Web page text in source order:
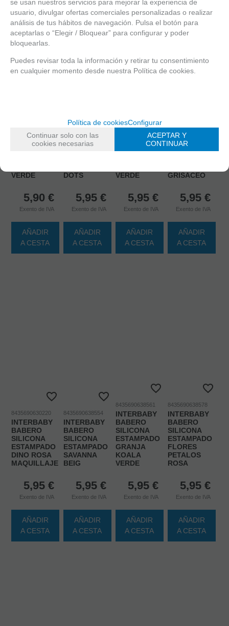
8445344054180
VERDE
5,90 €
Exento de IVA
AÑADIR
A CESTA
5901691876804
CANPOL
BABIES
DOTS
5,95 €
Exento de IVA
AÑADIR
A CESTA
8435690607895
INTERBABY 2
BABEROS
VERDE
5,95 €
Exento de IVA
AÑADIR
A CESTA
BABERO
SILICONA
ESTAMPADO
TRES
GRISACEO
5,95 €
Exento de IVA
AÑADIR
A CESTA
8435690630220
INTERBABY
BABERO
SILICONA
ESTAMPADO
DINO ROSA
MAQUILLAJE
5,95 €
Exento de IVA
AÑADIR
A CESTA
8435690638554
INTERBABY
BABERO
SILICONA
ESTAMPADO
SAVANNA
BEIG
5,95 €
Exento de IVA
AÑADIR
A CESTA
8435690638561
INTERBABY
BABERO
SILICONA
ESTAMPADO
GRANJA
KOALA
VERDE
5,95 €
Exento de IVA
AÑADIR
A CESTA
8435690638578
INTERBABY
BABERO
SILICONA
ESTAMPADO
FLORES
PETALOS
ROSA
5,95 €
Exento de IVA
AÑADIR
A CESTA
se usan nuestros servicios para mejorar la experiencia de
usuario, divulgar ofertas comerciales personalizadas o realizar
análisis de tus hábitos de navegación. Pulsa el botón para
aceptarlas o “Elegir / Bloquear” para configurar y poder
bloquearlas.
Puedes revisar toda la información y retirar tu consentimiento
en cualquier momento desde nuestra Política de cookies.
Política de cookiesConfigurar
Continuar solo con las
cookies necesarias
ACEPTAR Y
CONTINUAR